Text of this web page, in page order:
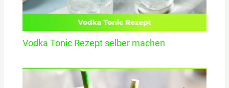
Vodka Tonic Rezept selber machen